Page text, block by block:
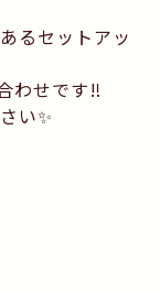
るセットアッ
わせです‼️
い✨